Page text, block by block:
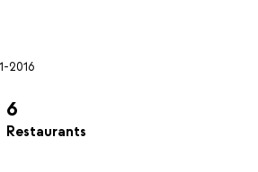
2016
6
Restaurants